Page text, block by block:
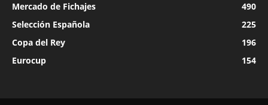
Mercado de Fichajes
490
Selección Española
225
Copa del Rey
196
Eurocup
154